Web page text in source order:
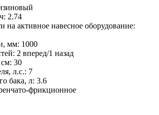
2.74
на активное навесное оборудование:
мм: 1000
2 вперед/1 назад
30
л.с.: 7
бака, л: 3.6
фрикционное